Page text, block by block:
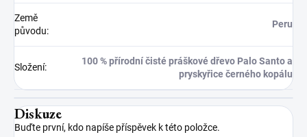
Země
původu:
Peru
Složení:
100 % přírodní čisté práškové dřevo Palo Santo a
pryskyřice černého kopálu
Diskuze
Buďte první, kdo napíše příspěvek k této položce.